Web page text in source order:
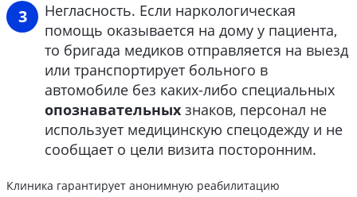
Негласность. Если наркологическая
помощь оказывается на дому у пациента,
то бригада медиков отправляется на выезд
или транспортирует больного в
автомобиле без каких-либо специальных
опознавательных знаков, персонал не
использует медицинскую спецодежду и не
сообщает о цели визита посторонним.
Клиника гарантирует анонимную реабилитацию